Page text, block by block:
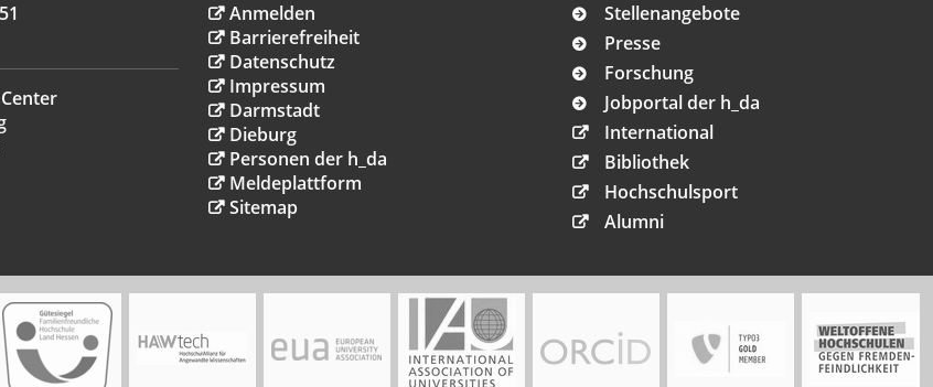
Anmelden
Barrierefreiheit
Datenschutz
Impressum
Darmstadt
Dieburg
Personen der h_da
Meldeplattform
Sitemap
Stellenangebote
Presse
Forschung
Jobportal der h_da
International
Bibliothek
Hochschulsport
Alumni